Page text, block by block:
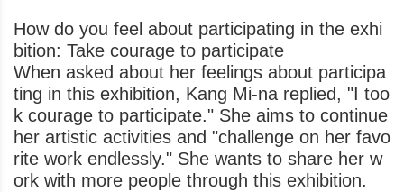
How do you feel about participating in the exhi
bition: Take courage to participate
When asked about her feelings about participa
ting in this exhibition, Kang Mi-na replied, "I too
k courage to participate." She aims to continue
her artistic activities and "challenge on her favo
rite work endlessly." She wants to share her w
ork with more people through this exhibition.